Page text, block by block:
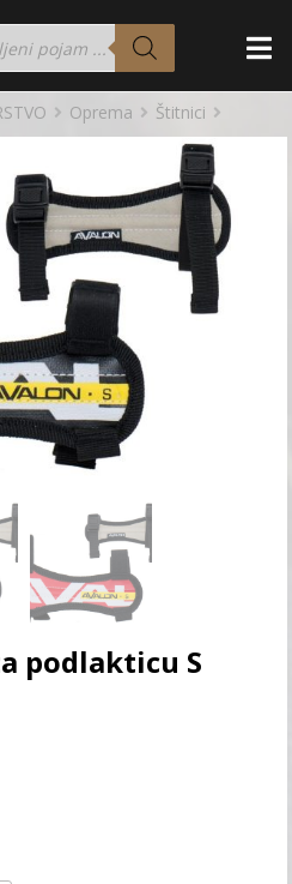
Oprema Štitnici
podlakticu S